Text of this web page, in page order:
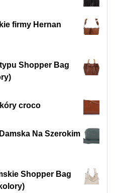
firmy Hernan
Shopper Bag
croco
Na Szerokim
Shopper Bag